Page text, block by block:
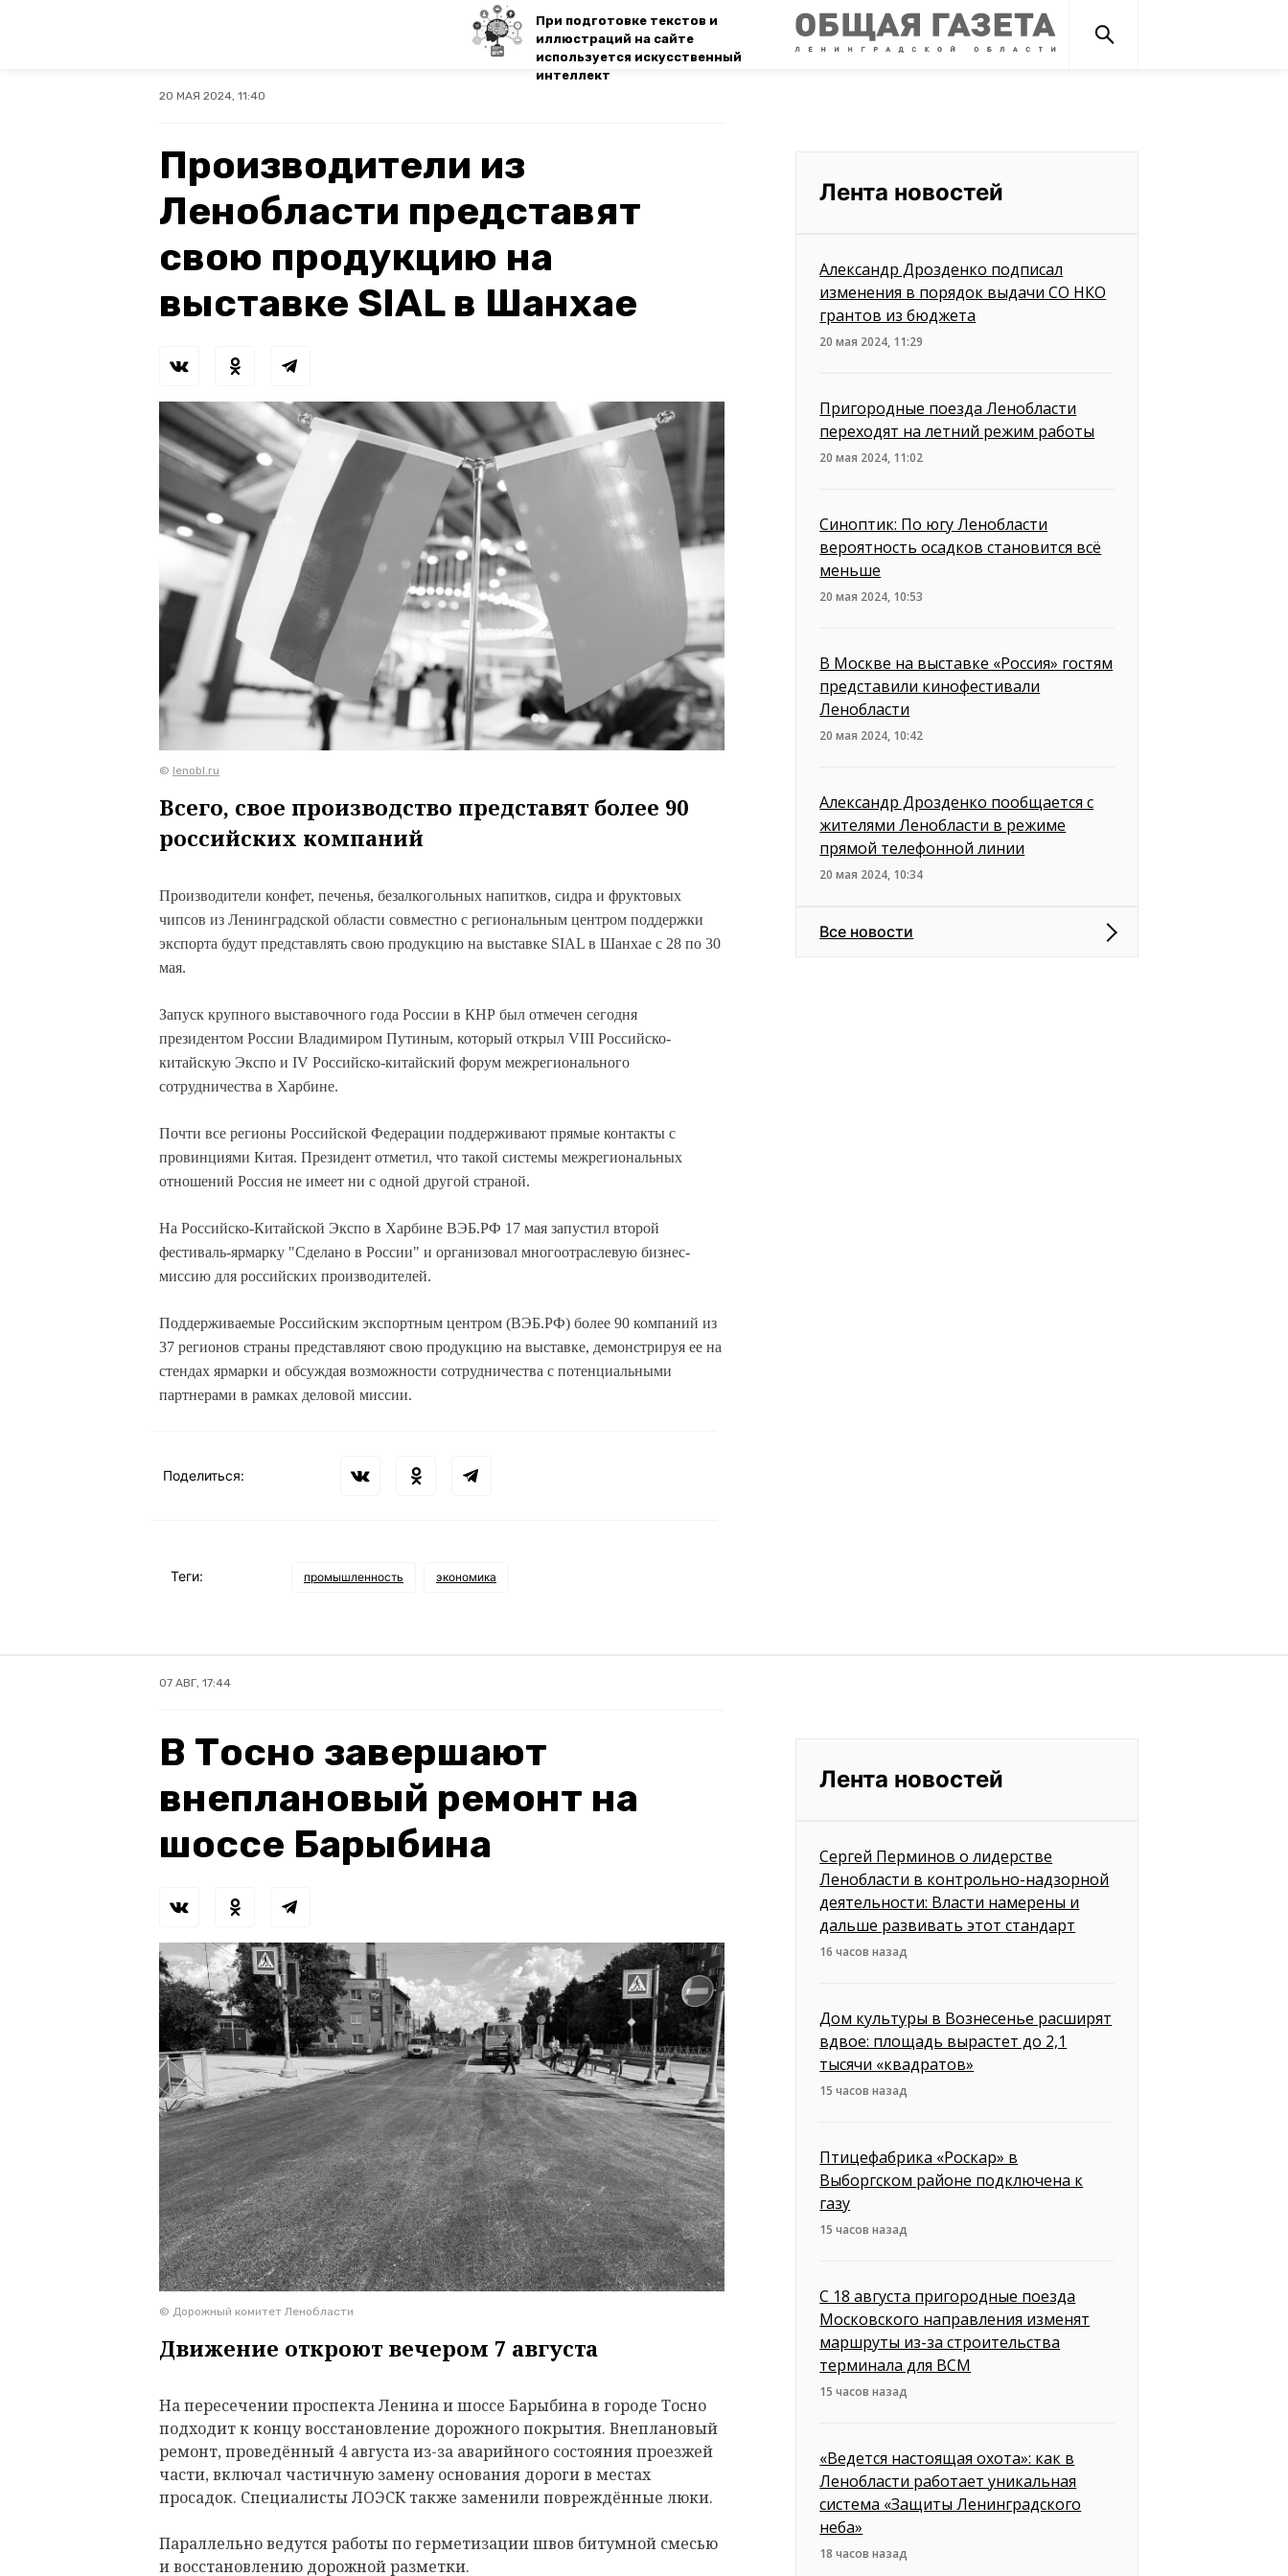
При подготовке текстов и
иллюстраций на сайте
используется искусственный
интеллект
20 МАЯ 2024, 11:40
Производители из
Ленобласти представят
свою продукцию на
выставке SIAL в Шанхае
© lenobl.ru
Всего, свое производство представят более 90
российских компаний
Производители конфет, печенья, безалкогольных напитков, сидра и фруктовых
чипсов из Ленинградской области совместно с региональным центром поддержки
экспорта будут представлять свою продукцию на выставке SIAL в Шанхае с 28 по 30
мая.
Запуск крупного выставочного года России в КНР был отмечен сегодня
президентом России Владимиром Путиным, который открыл VIII Российско-
китайскую Экспо и IV Российско-китайский форум межрегионального
сотрудничества в Харбине.
Почти все регионы Российской Федерации поддерживают прямые контакты с
провинциями Китая. Президент отметил, что такой системы межрегиональных
отношений Россия не имеет ни с одной другой страной.
На Российско-Китайской Экспо в Харбине ВЭБ.РФ 17 мая запустил второй
фестиваль-ярмарку "Сделано в России" и организовал многоотраслевую бизнес-
миссию для российских производителей.
Поддерживаемые Российским экспортным центром (ВЭБ.РФ) более 90 компаний из
37 регионов страны представляют свою продукцию на выставке, демонстрируя ее на
стендах ярмарки и обсуждая возможности сотрудничества с потенциальными
партнерами в рамках деловой миссии.
Поделиться:
Теги: промышленность экономика
Лента новостей
Александр Дрозденко подписал
изменения в порядок выдачи СО НКО
грантов из бюджета
20 мая 2024, 11:29
Пригородные поезда Ленобласти
переходят на летний режим работы
20 мая 2024, 11:02
Синоптик: По югу Ленобласти
вероятность осадков становится всё
меньше
20 мая 2024, 10:53
В Москве на выставке «Россия» гостям
представили кинофестивали
Ленобласти
20 мая 2024, 10:42
Александр Дрозденко пообщается с
жителями Ленобласти в режиме
прямой телефонной линии
20 мая 2024, 10:34
Все новости
07 АВГ, 17:44
В Тосно завершают
внеплановый ремонт на
шоссе Барыбина
© Дорожный комитет Ленобласти
Движение откроют вечером 7 августа
На пересечении проспекта Ленина и шоссе Барыбина в городе Тосно
подходит к концу восстановление дорожного покрытия. Внеплановый
ремонт, проведённый 4 августа из-за аварийного состояния проезжей
части, включал частичную замену основания дороги в местах
просадок. Специалисты ЛОЭСК также заменили повреждённые люки.
Параллельно ведутся работы по герметизации швов битумной смесью
и восстановлению дорожной разметки.
Лента новостей
Сергей Перминов о лидерстве
Ленобласти в контрольно-надзорной
деятельности: Власти намерены и
дальше развивать этот стандарт
16 часов назад
Дом культуры в Вознесенье расширят
вдвое: площадь вырастет до 2,1
тысячи «квадратов»
15 часов назад
Птицефабрика «Роскар» в
Выборгском районе подключена к
газу
15 часов назад
С 18 августа пригородные поезда
Московского направления изменят
маршруты из-за строительства
терминала для ВСМ
15 часов назад
«Ведется настоящая охота»: как в
Ленобласти работает уникальная
система «Защиты Ленинградского
неба»
18 часов назад